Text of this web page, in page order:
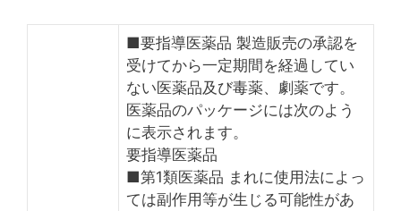
■要指導医薬品 製造販売の承認を
受けてから一定期間を経過してい
ない医薬品及び毒薬、劇薬です。
医薬品のパッケージには次のよう
に表示されます。
要指導医薬品
■第1類医薬品 まれに使用法によっ
ては副作用等が生じる可能性があ